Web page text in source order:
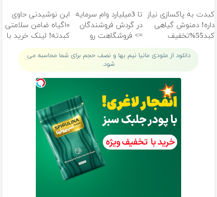
کبدت به پاکسازی نیاز
داره! دمنوش گیاهی
کبد55%تخفیف
تا 3میلیارد وام سرمایه
در گردش فروشندگان
=> فروشگاهت رو
ثبت کن
این نوشیدنی حاوی
۱۰گیاه ضامن سلامتی
کبدته! لینک خرید با
تخفیف
دانلود از ملودی مانیا نیم بها و نصف حجم برای شما محاسبه می
شود.